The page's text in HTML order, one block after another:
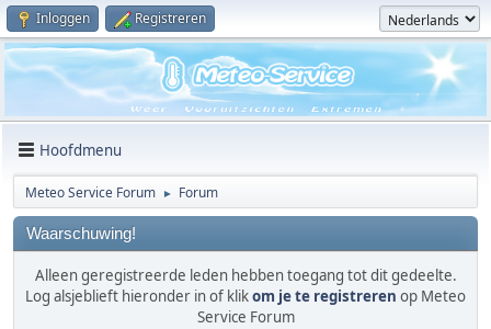
Inloggen Registreren
Hoofdmenu
Meteo Service Forum ► Forum
Waarschuwing!
Alleen geregistreerde leden hebben toegang tot dit gedeelte.
Log alsjeblieft hieronder in of klikom je te registreren op Meteo
Service Forum